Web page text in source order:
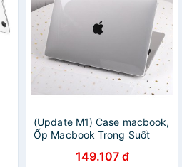
(Update M1) Case macbook,
Ốp Macbook Trong Suốt
trầy xước149.107 đ